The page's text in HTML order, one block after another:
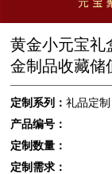
黄金小元宝礼
金制品收藏储
定制系列：礼品定制
产品编号：
定制数量：
定制需求：